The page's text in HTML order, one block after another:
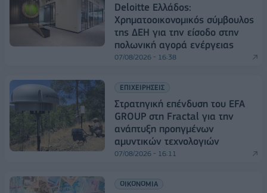
Deloitte Ελλάδος:
Χρηματοοικονομικός σύμβουλος
της ΔΕΗ για την είσοδο στην
πολωνική αγορά ενέργειας
07/08/2026 - 16:38
ΕΠΙΧΕΙΡΗΣΕΙΣ
Στρατηγική επένδυση του EFA
GROUP στη Fractal για την
ανάπτυξη προηγμένων
αμυντικών τεχνολογιών
07/08/2026 - 16:11
ΟΙΚΟΝΟΜΙΑ